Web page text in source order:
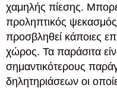
χαμηλής πίεσης.
προληπτικός
προσβληθεί κάποιες
χώρος. Τα παράσιτα
σημαντικότερους
δηλητηριάσεων οι